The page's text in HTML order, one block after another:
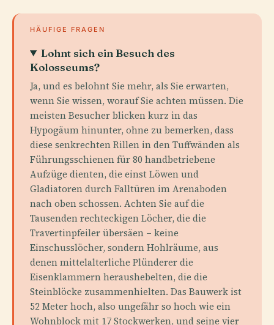
HÄUFIGE FRAGEN
Lohnt sich ein Besuch des
Kolosseums?
Ja, und es belohnt Sie mehr, als Sie erwarten,
wenn Sie wissen, worauf Sie achten müssen. Die
meisten Besucher blicken kurz in das
Hypogäum hinunter, ohne zu bemerken, dass
diese senkrechten Rillen in den Tuffwänden als
Führungsschienen für 80 handbetriebene
Aufzüge dienten, die einst Löwen und
Gladiatoren durch Falltüren im Arenaboden
nach oben schossen. Achten Sie auf die
Tausenden rechteckigen Löcher, die die
Travertinpfeiler übersäen – keine
Einschusslöcher, sondern Hohlräume, aus
denen mittelalterliche Plünderer die
Eisenklammern heraushebelten, die die
Steinblöcke zusammenhielten. Das Bauwerk ist
52 Meter hoch, also ungefähr so hoch wie ein
Wohnblock mit 17 Stockwerken, und seine vier